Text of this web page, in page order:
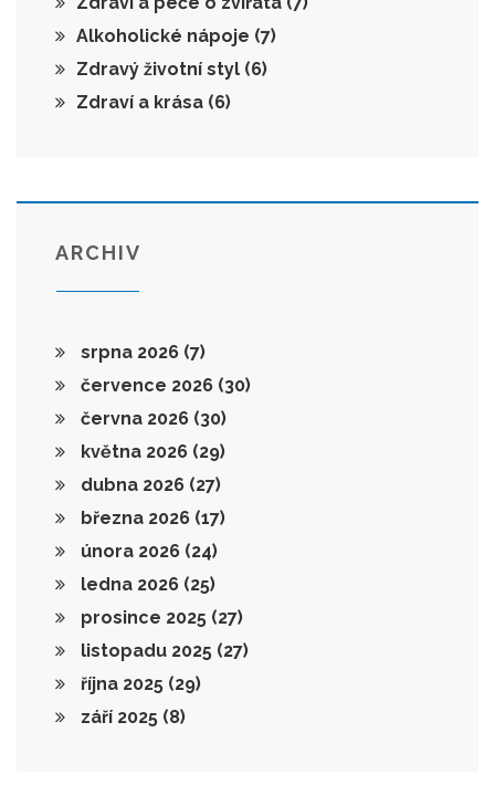
Alkoholické nápoje (7)
Zdravý životní styl (6)
Zdraví a krása (6)
ARCHIV
srpna 2026 (7)
července 2026 (30)
června 2026 (30)
května 2026 (29)
dubna 2026 (27)
března 2026 (17)
února 2026 (24)
ledna 2026 (25)
prosince 2025 (27)
listopadu 2025 (27)
října 2025 (29)
září 2025 (8)